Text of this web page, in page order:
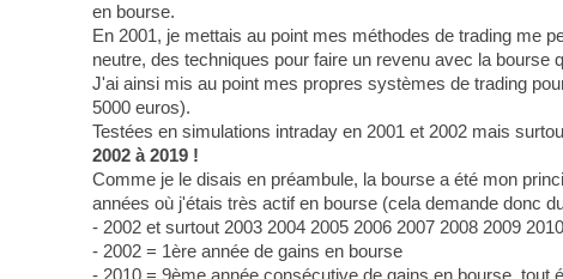
en bourse.
En 2001, je mettais au point mes méthodes de trading me
neutre, des techniques pour faire un revenu avec la bourse
J'ai ainsi mis au point mes propres systèmes de trading
5000 euros).
Testées en simulations intraday en 2001 et 2002 mais
2002 à 2019 !
Comme je le disais en préambule, la bourse a été mon
années où j'étais très actif en bourse (cela demande donc
- 2002 et surtout 2003 2004 2005 2006 2007 2008 2009
- 2002 = 1ère année de gains en bourse